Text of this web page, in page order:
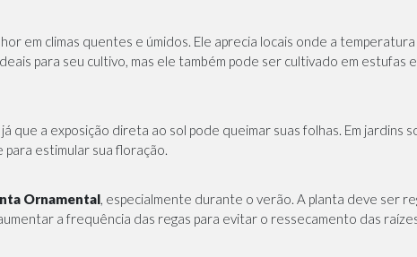
em climas quentes e úmidos. Ele aprecia locais onde a
para seu cultivo, mas ele também pode ser cultivado em estufas
que a exposição direta ao sol pode queimar suas folhas. Em jardins
estimular sua floração.
Ornamental, especialmente durante o verão. A planta deve ser
a frequência das regas para evitar o ressecamento das